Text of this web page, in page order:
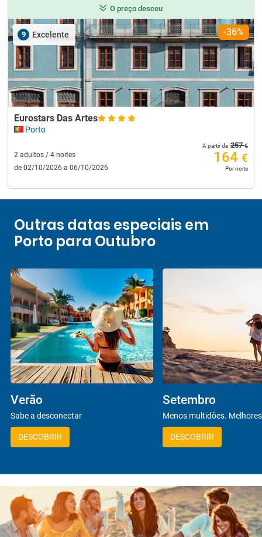
O preço desceu
9 Excelente
Eurostars Das Artes
Porto
2 adultos / 4 noites
de 02/10/2026 a 06/10/2026
-36%
A partir de 257€
164 €
Por noite
Outras datas especiais em
Porto para Outubro
Verão
Sabe a desconectar
DESCOBRIR
Setembro
Menos multidões.
DESCOBRIR